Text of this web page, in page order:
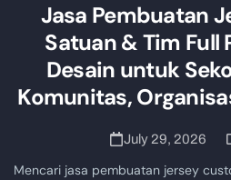
Jasa Pembuatan
Satuan & Tim Full
Desain untuk
Komunitas,
July 29, 2026
Mencari jasa pembuatan jersey